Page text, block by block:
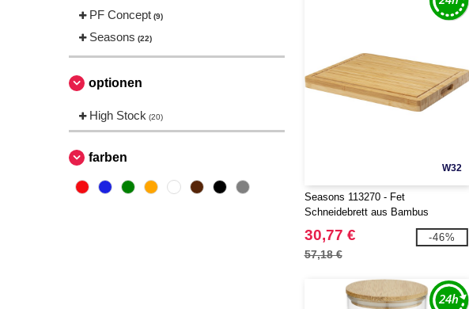
PF Concept (9)
Seasons (22)
optionen
High Stock (20)
farben
W32
Seasons 113270 - Fet
Schneidebrett aus Bambus
30,77 €
57,18 €
-46%